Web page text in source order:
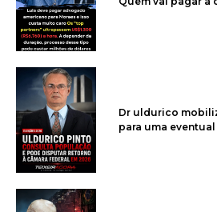
Dr uldurico
para uma